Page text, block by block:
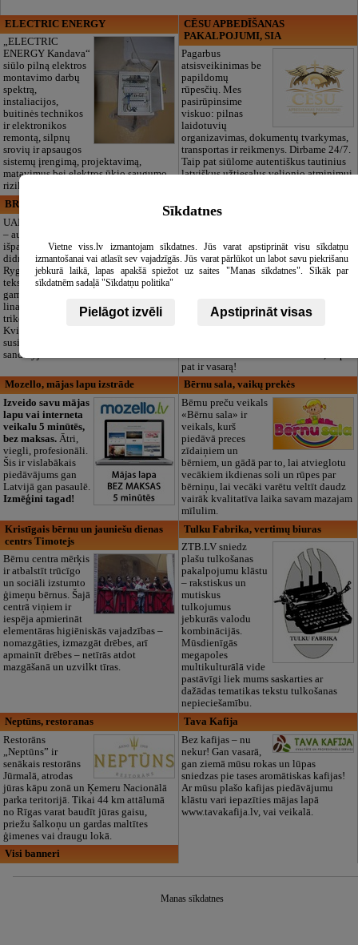
ELECTRIC ENERGY
„ELECTRIC
ENERGY Kandava“
siūlo pilną elektros
montavimo darbų
spektrą,
instaliacijos,
buitinės technikos
ir elektronikos
remontą, silpnų
srovių ir apsaugos
sistemų įrengimą, projektavimą,
matavimus bei elektros ūkio saugumo
rizikos vertinimą.
CĒSU APBEDĪŠANAS
PAKALPOJUMI, SIA
Pagarbus
atsisveikinimas be
papildomų
rūpesčių. Mes
pasirūpinsime
viskuo: pilnas
laidotuvių
organizavimas, dokumentų tvarkymas,
transportas ir reikmenys. Dirbame 24/7.
Taip pat siūlome autentiškus tautinius
latviškus užtiesalus velionio atminimui
BRISTOLS ES, SIA
UAB „Bristols ES“
– audinių
išparduotuvė ir
didmeninė prekyba
Rygoje. Kokybiška
tekstilė siuvimui ir
gamybai: medvilnė,
linas, šilkas, vilna,
trikotažas ir kt.
Kviečiame gyvai
susipažinti su pilnu asortimentu mūsų
sandėlyje!
Maza Rasiņa, privātā pirmsskolas
izglītības iestāde
darželis „Maza
Rasiņa“
Pardaugavoje
mėn. iki 6 metų.
Licencijuotos programos (LV/RU),
pat ir vasarą!
Mozello, mājas lapu izstrāde
Izveido savu mājas
lapu vai interneta
veikalu 5 minūtēs,
bez maksas.Ātri,
viegli, profesionāli.
Šis ir vislabākais
piedāvājums gan
Latvijā gan pasaulē.
Izmēģini tagad!
Bērnu sala, vaikų prekės
Bērnu preču veikals
«Bērnu sala» ir
veikals, kurš
piedāvā preces
zīdaiņiem un
bērniem, un gādā par to, lai atvieglotu
vecākiem ikdienas soli un rūpes par
bērniņu, lai vecāki varētu veltīt daudz
vairāk kvalitatīva laika savam mazajam
mīlulim.
Kristīgais bērnu un jauniešu dienas
centrs Timotejs
Bērnu centra mērķis
ir atbalstīt trūcīgo
un sociāli izstumto
ģimeņu bērnus. Šajā
centrā viņiem ir
iespēja apmierināt
elementāras higiēniskās vajadzības –
nomazgāties, izmazgāt drēbes, arī
apmainīt drēbes – netīrās atdot
mazgāšanā un uzvilkt tīras.
Tulku Fabrika, vertimų biuras
ZTB.LV sniedz
plašu tulkošanas
pakalpojumu klāstu
– rakstiskus un
mutiskus
tulkojumus
jebkurās valodu
kombinācijās.
Mūsdienīgās
megapoles
multikulturālā vide
pastāvīgi liek mums saskarties ar
dažādas tematikas tekstu tulkošanas
nepieciešamību.
Neptūns, restoranas
Restorāns
„Neptūns” ir
senākais restorāns
Jūrmalā, atrodas
jūras kāpu zonā un Ķemeru Nacionālā
parka teritorijā. Tikai 44 km attālumā
no Rīgas varat baudīt jūras gaisu,
priežu šalkoņu un gardas maltītes
ģimenes vai draugu lokā.
Tava Kafija
Bez kafijas – nu
nekur! Gan vasarā,
gan ziemā mūsu rokas un lūpas
sniedzas pie tases aromātiskas kafijas!
Ar mūsu plašo kafijas piedāvājumu
klāstu vari iepazīties mājas lapā
www.tavakafija.lv, vai veikalā.
Visi banneri
Sīkdatnes
Vietne viss.lv izmantojam sīkdatnes. Jūs varat apstiprināt visu sīkdatņu
izmantošanai vai atlasīt sev vajadzīgās. Jūs varat pārlūkot un labot savu piekrišanu
jebkurā laikā, lapas apakšā spiežot uz saites "Manas sīkdatnes". Sīkāk par
sīkdatnēm sadaļā "Sīkdatņu politika"
Pielāgot izvēli Apstiprināt visas
Manas sīkdatnes